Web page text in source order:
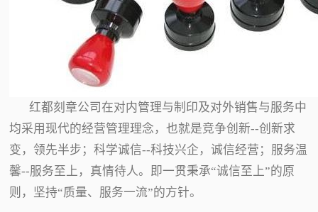
红都刻章公司在对内管理与制印及对外销售与服务中
均采用现代的经营管理理念，也就是竞争创新--创新求
变，领先半步；科学诚信--科技兴企，诚信经营；服务温
馨--服务至上，真情待人。即一贯秉承“诚信至上”的原
则，坚持“质量、服务一流”的方针。